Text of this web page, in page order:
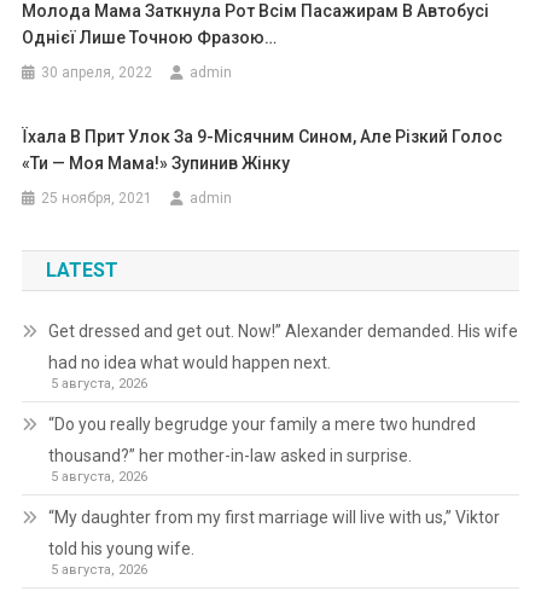
Молода Мама Заткнула Рот Всім Пасажирам В Автобусі
Однієї Лише Точною Фразою…
30 апреля, 2022 admin
Їхала В Прит Улок За 9-Місячним Сином, Але Різкий Голос
«Ти — Моя Мама!» Зупинив Жінку
25 ноября, 2021 admin
LATEST
Get dressed and get out. Now!” Alexander demanded. His wife
had no idea what would happen next.
5 августа, 2026
“Do you really begrudge your family a mere two hundred
thousand?” her mother-in-law asked in surprise.
5 августа, 2026
“My daughter from my first marriage will live with us,” Viktor
told his young wife.
5 августа, 2026